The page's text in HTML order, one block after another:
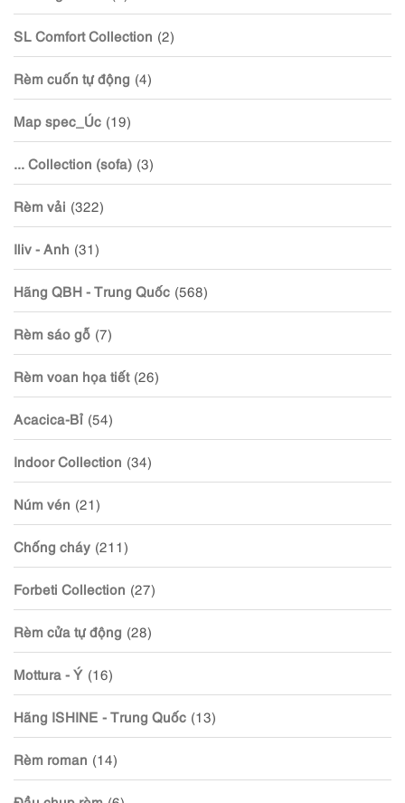
SL Comfort Collection (2)
Rèm cuốn tự động (4)
Map spec_Úc (19)
... Collection (sofa) (3)
Rèm vải (322)
Iliv - Anh (31)
Hãng QBH - Trung Quốc (568)
Rèm sáo gỗ (7)
Rèm voan họa tiết (26)
Acacica-Bỉ (54)
Indoor Collection (34)
Núm vén (21)
Chống cháy (211)
Forbeti Collection (27)
Rèm cửa tự động (28)
Mottura - Ý (16)
Hãng ISHINE - Trung Quốc (13)
Rèm roman (14)